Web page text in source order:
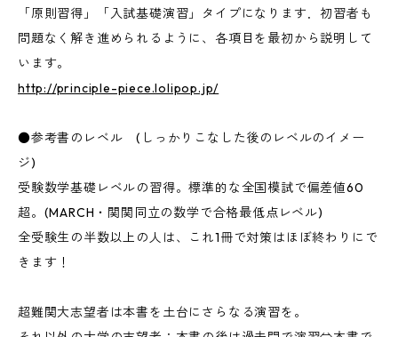
「原則習得」「入試基礎演習」タイプになります．初習者も
問題なく解き進められるように、各項目を最初から説明して
います。
http://principle-piece.lolipop.jp/
●参考書のレベル (しっかりこなした後のレベルのイメー
ジ)
受験数学基礎レベルの習得。標準的な全国模試で偏差値60
超。(MARCH・関関同立の数学で合格最低点レベル)
全受験生の半数以上の人は、これ1冊で対策はほぼ終わりにで
きます！
超難関大志望者は本書を土台にさらなる演習を。